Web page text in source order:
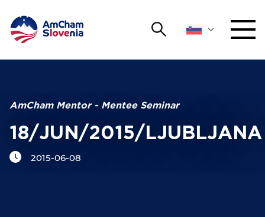
Išči
ZAGOVORNIŠTVO
AmCham YOUNG Open
AmCham Mentor - Mentee Seminar
18/JUN/2015/LJUBLJANA
2015-06-08